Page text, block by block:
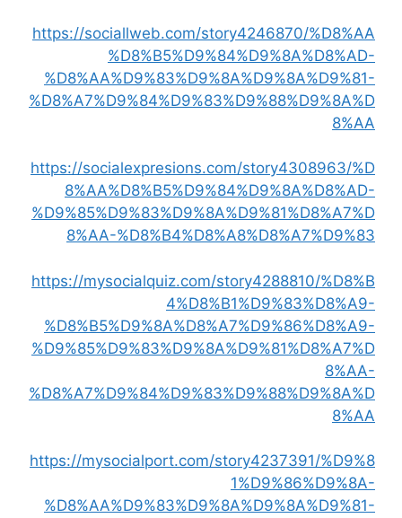
https://sociallweb.com/story4246870/%D8%AA
%D8%B5%D9%84%D9%8A%D8%AD-
%D8%AA%D9%83%D9%8A%D9%8A%D9%81-
%D8%A7%D9%84%D9%83%D9%88%D9%8A%D
8%AA
https://socialexpresions.com/story4308963/%D
8%AA%D8%B5%D9%84%D9%8A%D8%AD-
%D9%85%D9%83%D9%8A%D9%81%D8%A7%D
8%AA-%D8%B4%D8%A8%D8%A7%D9%83
https://mysocialquiz.com/story4288810/%D8%B
4%D8%B1%D9%83%D8%A9-
%D8%B5%D9%8A%D8%A7%D9%86%D8%A9-
%D9%85%D9%83%D9%8A%D9%81%D8%A7%D
8%AA-
%D8%A7%D9%84%D9%83%D9%88%D9%8A%D
8%AA
https://mysocialport.com/story4237391/%D9%8
1%D9%86%D9%8A-
%D8%AA%D9%83%D9%8A%D9%8A%D9%81-